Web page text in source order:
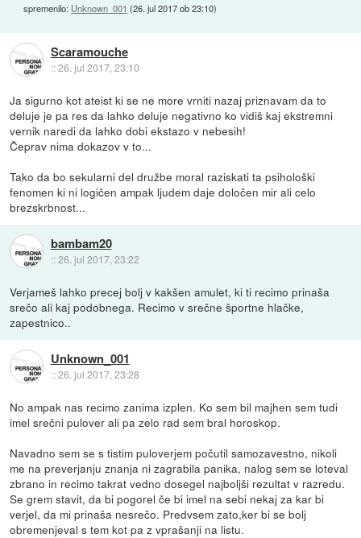
spremenilo: Unknown_001 (26. jul 2017 ob 23:10)
Scaramouche
::26. jul 2017, 23:10
Ja sigurno kot ateist ki se ne more vrniti nazaj priznavam da to
deluje je pa res da lahko deluje negativno ko vidiš kaj ekstremni
vernik naredi da lahko dobi ekstazo v nebesih!
Čeprav nima dokazov v to...
Tako da bo sekularni del družbe moral raziskati ta psihološki
fenomen ki ni logičen ampak ljudem daje določen mir ali celo
brezskrbnost...
bambam20
::26. jul 2017, 23:22
Verjameš lahko precej bolj v kakšen amulet, ki ti recimo prinaša
srečo ali kaj podobnega. Recimo v srečne športne hlačke,
zapestnico..
Unknown_001
::26. jul 2017, 23:28
No ampak nas recimo zanima izplen. Ko sem bil majhen sem tudi
imel srečni pulover ali pa zelo rad sem bral horoskop.
Navadno sem se s tistim puloverjem počutil samozavestno, nikoli
me na preverjanju znanja ni zagrabila panika, nalog sem se loteval
zbrano in recimo takrat vedno dosegel najboljši rezultat v razredu.
Se grem stavit, da bi pogorel če bi imel na sebi nekaj za kar bi
verjel, da mi prinaša nesrečo. Predvsem zato,ker bi se bolj
obremenjeval s tem kot pa z vprašanji na listu.